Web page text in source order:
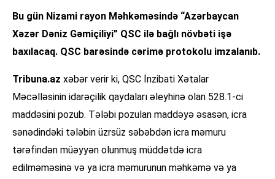
Bu gün Nizami rayon Məhkəməsində “Azərbaycan
Xəzər Dəniz Gəmiçiliyi” QSC ilə bağlı növbəti işə
baxılacaq. QSC barəsində cərimə protokolu imzalanıb.
Tribuna.az xəbər verir ki, QSC İnzibati Xətalar
Məcəlləsinin idarəçilik qaydaları əleyhinə olan 528.1-ci
maddəsini pozub. Tələbi pozulan maddəyə əsasən, icra
sənədindəki tələbin üzrsüz səbəbdən icra məmuru
tərəfindən müəyyən olunmuş müddətdə icra
edilməməsinə və ya icra məmurunun məhkəmə və ya